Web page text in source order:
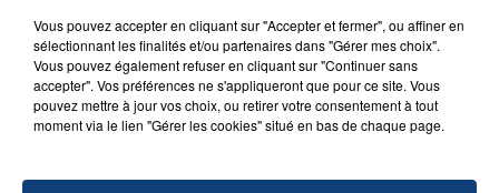
aspergé sa compagne et leur bébé de trois mois
d'un liquide inflammable.
Vous pouvez accepter en cliquant sur "Accepter et fermer", ou affiner en
sélectionnant les finalités et/ou partenaires dans "Gérer mes choix".
Vous pouvez également refuser en cliquant sur "Continuer sans
accepter". Vos préférences ne s'appliqueront que pour ce site. Vous
pouvez mettre à jour vos choix, ou retirer votre consentement à tout
moment via le lien "Gérer les cookies" situé en bas de chaque page.